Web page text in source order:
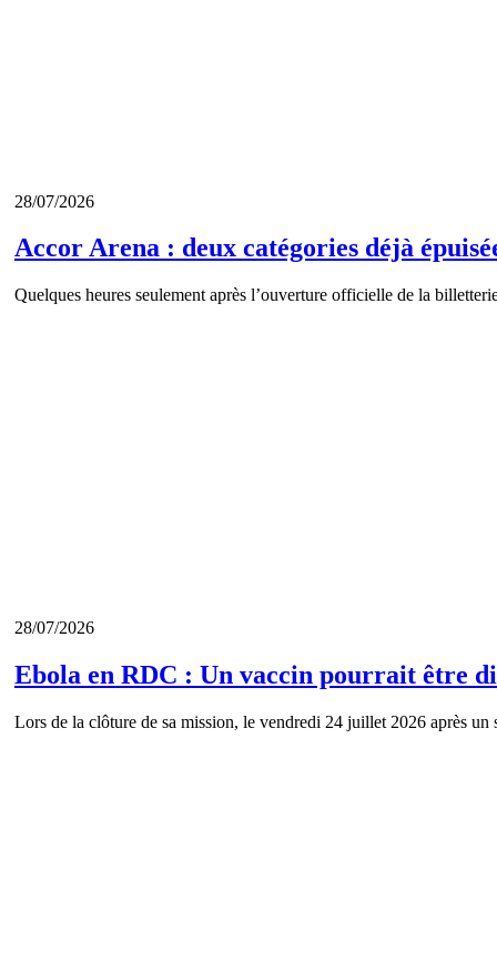
28/07/2026
Accor Arena : deux catégories déjà
Quelques heures seulement après l’ouverture officielle de la
28/07/2026
Ebola en RDC : Un vaccin pourrait être
Lors de la clôture de sa mission, le vendredi 24 juillet 2026 après